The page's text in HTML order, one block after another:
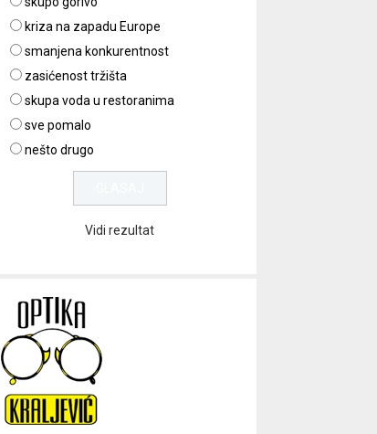
kriza na zapadu Europe
smanjena konkurentnost
zasićenost tržišta
skupa voda u restoranima
sve pomalo
nešto drugo
Vidi rezultat